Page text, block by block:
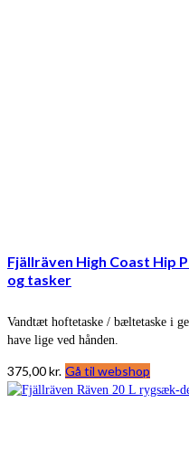
Fjällräven High Coast Hip
og tasker
Vandtæt hoftetaske / bæltetaske i
have lige ved hånden.
375,00kr. Gå til webshop